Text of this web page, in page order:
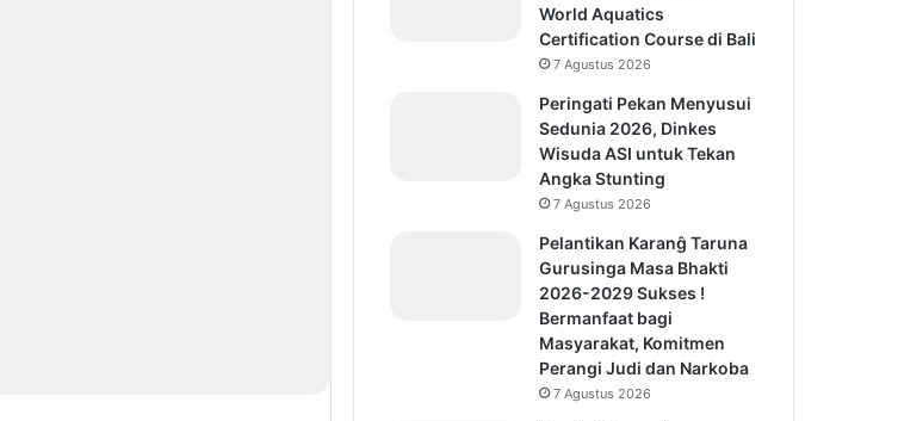
World Aquatics
Certification Course di Bali
7 Agustus 2026
Peringati Pekan Menyusui
Sedunia 2026, Dinkes
Wisuda ASI untuk Tekan
Angka Stunting
7 Agustus 2026
Pelantikan Karanĝ Taruna
Gurusinga Masa Bhakti
2026-2029 Sukses !
Bermanfaat bagi
Masyarakat, Komitmen
Perangi Judi dan Narkoba
7 Agustus 2026